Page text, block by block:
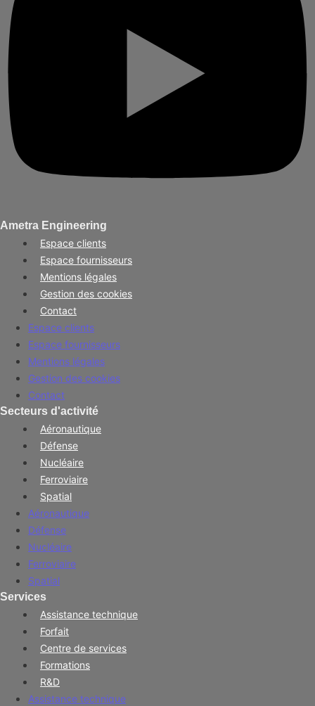
Ametra Engineering
Espace clients
Espace fournisseurs
Mentions légales
Gestion des cookies
Contact
Espace clients
Espace fournisseurs
Mentions légales
Gestion des cookies
Contact
Secteurs d'activité
Aéronautique
Défense
Nucléaire
Ferroviaire
Spatial
Aéronautique
Défense
Nucléaire
Ferroviaire
Spatial
Services
Assistance technique
Forfait
Centre de services
Formations
R&D
Assistance technique